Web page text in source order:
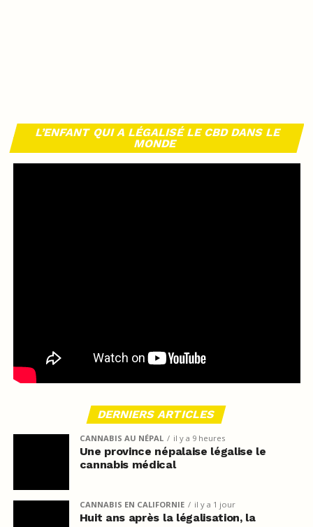
L’ENFANT QUI A LÉGALISÉ LE CBD DANS LE
MONDE
DERNIERS ARTICLES
CANNABIS AU NÉPAL il y a 9 heures
Une province népalaise légalise le
cannabis médical
CANNABIS EN CALIFORNIE il y a 1 jour
Huit ans après la légalisation, la